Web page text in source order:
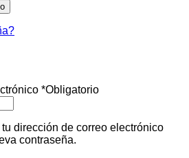
*Obligatorio
dirección de correo electrónico
contraseña.